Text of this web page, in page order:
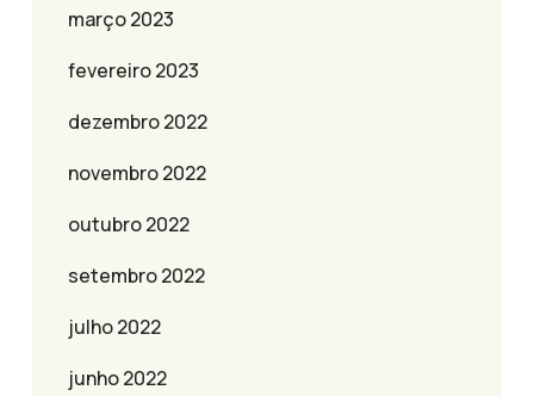
março 2023
fevereiro 2023
dezembro 2022
novembro 2022
outubro 2022
setembro 2022
julho 2022
junho 2022